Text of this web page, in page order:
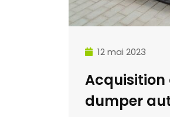
12 mai 2023
Acquisition
dumper